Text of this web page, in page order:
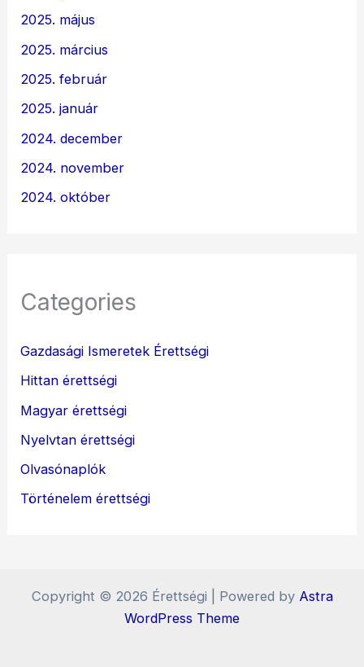
2025. május
2025. március
2025. február
2025. január
2024. december
2024. november
2024. október
Categories
Gazdasági Ismeretek Érettségi
Hittan érettségi
Magyar érettségi
Nyelvtan érettségi
Olvasónaplók
Történelem érettségi
Copyright © 2026 Érettségi | Powered by Astra
WordPress Theme